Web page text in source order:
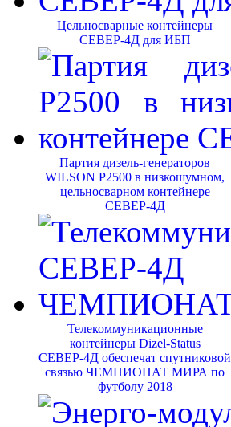
Цельносварные контейнеры
СЕВЕР-4Д для ИБП
Партия дизель-генераторов
WILSON P2500 в низкошумном,
цельносварном контейнере
СЕВЕР-4Д
Телекоммуникационные
контейнеры Dizel-Status
СЕВЕР-4Д обеспечат спутниковой
связью ЧЕМПИОНАТ МИРА по
футболу 2018